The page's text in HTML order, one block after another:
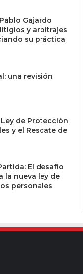
Gajardo
y arbitrajes
su práctica
una revisión
de Protección
y el Rescate de
El desafío
la nueva ley de
personales